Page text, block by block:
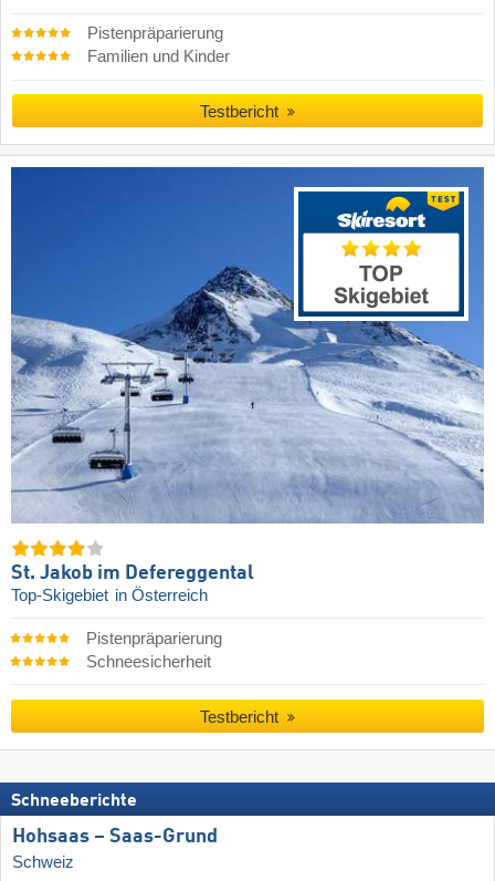
Pistenpräparierung
Familien und Kinder
Testbericht
St. Jakob im Defereggental
Top-Skigebiet in Österreich
Pistenpräparierung
Schneesicherheit
Testbericht
Schneeberichte
Hohsaas – Saas-Grund
Schweiz